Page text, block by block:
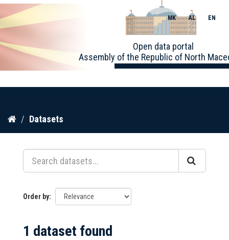
Skip
content
Open data portal
Assembly of the Republic of North
MK AL EN
Datasets
Order by
1 dataset found